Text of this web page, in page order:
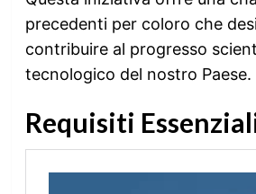
precedenti per coloro che
contribuire al progresso
tecnologico del nostro Paese.
Requisiti